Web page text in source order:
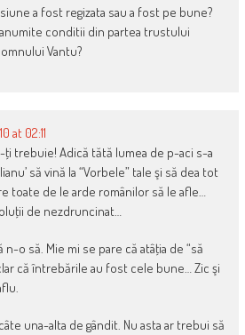
a fost regizata sau a fost pe bune?
conditii din partea trustului
Vantu?
at 02:11
ţi trebuie! Adică tătă lumea de p-aci s-a
să vină la “Vorbele” tale şi să dea tot
toate de le arde românilor să le afle…
de nezdruncinat…
n-o să. Mie mi se pare că atâţia de “să
că întrebările au fost cele bune… Zic şi
una-alta de gândit. Nu asta ar trebui să